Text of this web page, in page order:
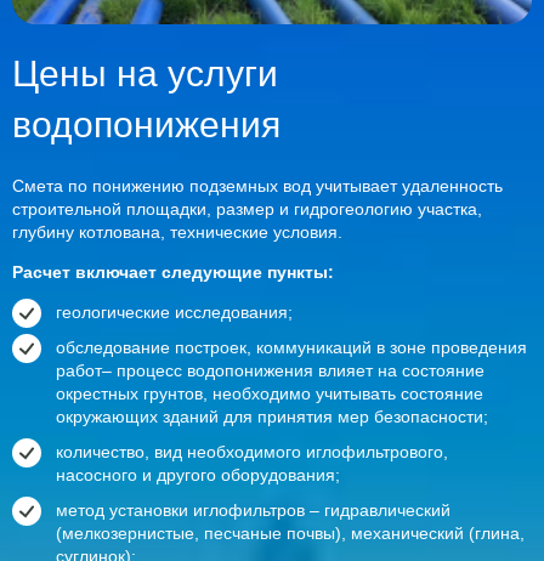
Цены на услуги
водопонижения
Смета по понижению подземных вод учитывает удаленность
строительной площадки, размер и гидрогеологию участка,
глубину котлована, технические условия.
Расчет включает следующие пункты:
геологические исследования;
обследование построек, коммуникаций в зоне проведения
работ– процесс водопонижения влияет на состояние
окрестных грунтов, необходимо учитывать состояние
окружающих зданий для принятия мер безопасности;
количество, вид необходимого иглофильтрового,
насосного и другого оборудования;
метод установки иглофильтров – гидравлический
(мелкозернистые, песчаные почвы), механический (глина,
суглинок);